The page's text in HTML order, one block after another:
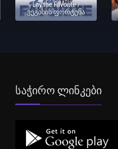
Lay the Favorite /
ვეგასის ფორტუნა
Საჭირო Ლინკები